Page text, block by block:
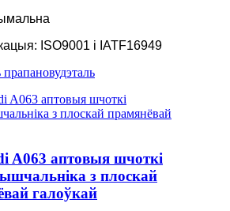
ISO9001 і IATF16949
дэталь
A063 аптовыя шчоткі
з плоскай
галоўкай